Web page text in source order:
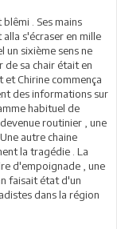
. Ses mains
s'écraser en mille
un sixième sens ne
sa chair était en
Chirine commença
des informations sur
habituel de
routinier , une
autre chaine
la tragédie . La
d'empoignade , une
faisait état d'un
dans la région